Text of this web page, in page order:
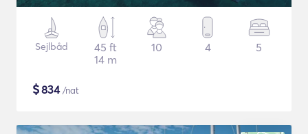
Sejlbåd
45 ft
14 m
10 4 5
$834/nat